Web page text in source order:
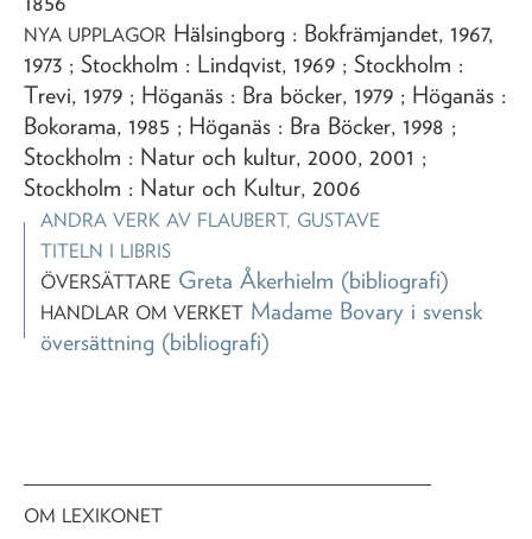
NYA UPPLAGOR Hälsingborg : Bokfrämjandet, 1967,
1973 ; Stockholm : Lindqvist, 1969 ; Stockholm :
Trevi, 1979 ; Höganäs : Bra böcker, 1979 ; Höganäs :
Bokorama, 1985 ; Höganäs : Bra Böcker, 1998 ;
Stockholm : Natur och kultur, 2000, 2001 ;
Stockholm : Natur och Kultur, 2006
ANDRA VERK AV FLAUBERT, GUSTAVE
TITELN I LIBRIS
ÖVERSÄTTARE Greta Åkerhielm (bibliografi)
HANDLAR OM VERKET Madame Bovary i svensk
översättning (bibliografi)
OM LEXIKONET